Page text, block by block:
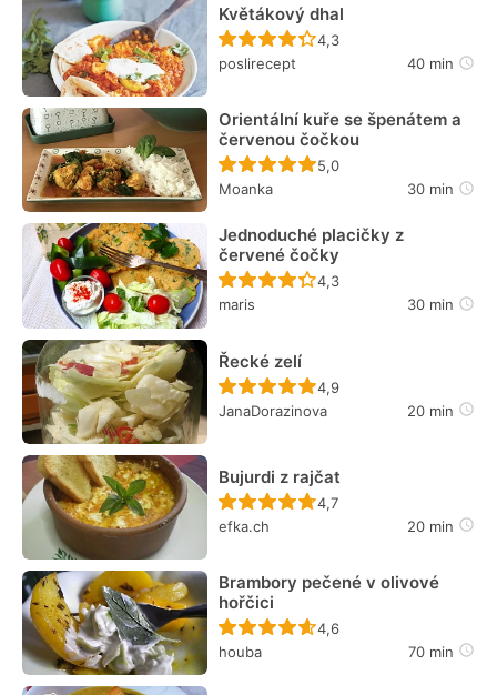
Květákový dhal
Recept ještě nebyl
4,3
poslirecept
40 min
Orientální kuře se špenátem a
červenou čočkou
Recept ještě nebyl
5,0
Moanka
30 min
Jednoduché placičky z
červené čočky
Recept ještě nebyl
4,3
maris
30 min
Řecké zelí
Recept ještě nebyl
4,9
JanaDorazinova
20 min
Bujurdi z rajčat
Recept ještě nebyl
4,7
efka.ch
20 min
Brambory pečené v olivové
hořčici
Recept ještě nebyl
4,6
houba
70 min